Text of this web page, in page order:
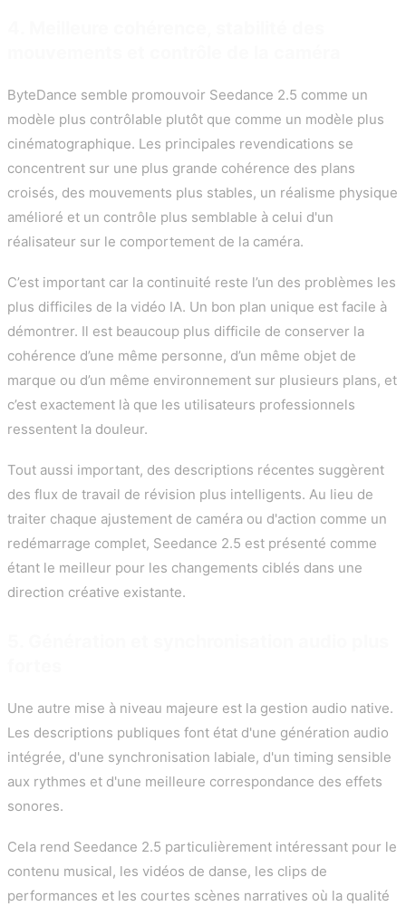
ByteDance semble promouvoir Seedance 2.5 comme un
modèle plus contrôlable plutôt que comme un modèle plus
cinématographique. Les principales revendications se
concentrent sur une plus grande cohérence des plans
croisés, des mouvements plus stables, un réalisme physique
amélioré et un contrôle plus semblable à celui d'un
réalisateur sur le comportement de la caméra.
C’est important car la continuité reste l’un des problèmes les
plus difficiles de la vidéo IA. Un bon plan unique est facile à
démontrer. Il est beaucoup plus difficile de conserver la
cohérence d’une même personne, d’un même objet de
marque ou d’un même environnement sur plusieurs plans, et
c’est exactement là que les utilisateurs professionnels
ressentent la douleur.
Tout aussi important, des descriptions récentes suggèrent
des flux de travail de révision plus intelligents. Au lieu de
traiter chaque ajustement de caméra ou d'action comme un
redémarrage complet, Seedance 2.5 est présenté comme
étant le meilleur pour les changements ciblés dans une
direction créative existante.
Une autre mise à niveau majeure est la gestion audio native.
Les descriptions publiques font état d'une génération audio
intégrée, d'une synchronisation labiale, d'un timing sensible
aux rythmes et d'une meilleure correspondance des effets
sonores.
Cela rend Seedance 2.5 particulièrement intéressant pour le
contenu musical, les vidéos de danse, les clips de
performances et les courtes scènes narratives où la qualité